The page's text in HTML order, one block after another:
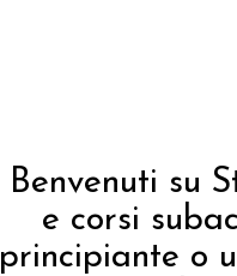
Benvenuti su
e corsi
principiante o